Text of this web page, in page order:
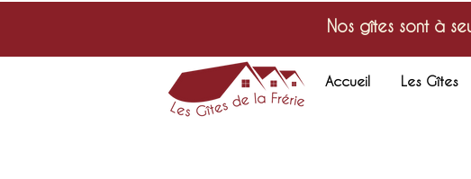
Accueil Les Gîtes
Nos gîtes sont à